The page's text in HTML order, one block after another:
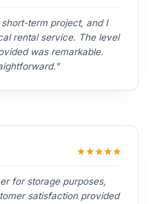
term project, and I
rental service. The level
was remarkable.
★★★★★
for storage purposes,
satisfaction provided